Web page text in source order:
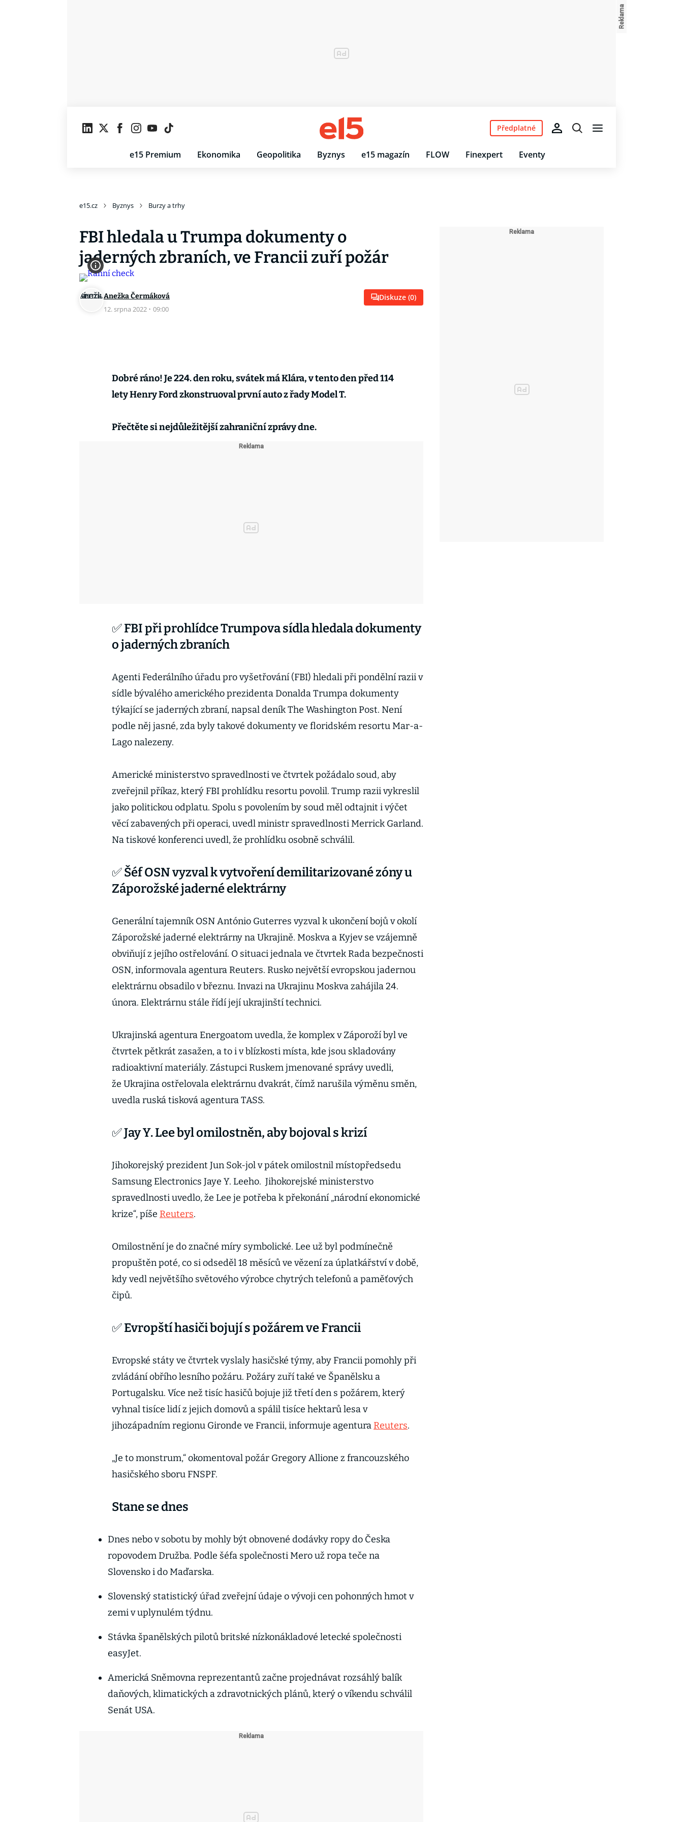
e15 Premium Ekonomika Geopolitika Byznys e15 magazín FLOW Finexpert Eventy
Předplatné
e15.cz Byznys Burzy a trhy
FBI hledala u Trumpa dokumenty o
jaderných zbraních, ve Francii zuří požár
Anežka Čermáková
12. srpna 2022 · 09:00
Diskuze (0)
Dobré ráno! Je 224. den roku, svátek má Klára, v tento den před 114
lety Henry Ford zkonstruoval první auto z řady Model T.
Přečtěte si nejdůležitější zahraniční zprávy dne.
✅ FBI při prohlídce Trumpova sídla hledala dokumenty
o jaderných zbraních
Agenti Federálního úřadu pro vyšetřování (FBI) hledali při pondělní razii v
sídle bývalého amerického prezidenta Donalda Trumpa dokumenty
týkající se jaderných zbraní, napsal deník The Washington Post. Není
podle něj jasné, zda byly takové dokumenty ve floridském resortu Mar-a-
Lago nalezeny.
Americké ministerstvo spravedlnosti ve čtvrtek požádalo soud, aby
zveřejnil příkaz, který FBI prohlídku resortu povolil. Trump razii vykreslil
jako politickou odplatu. Spolu s povolením by soud měl odtajnit i výčet
věcí zabavených při operaci, uvedl ministr spravedlnosti Merrick Garland.
Na tiskové konferenci uvedl, že prohlídku osobně schválil.
✅ Šéf OSN vyzval k vytvoření demilitarizované zóny u
Záporožské jaderné elektrárny
Generální tajemník OSN António Guterres vyzval k ukončení bojů v okolí
Záporožské jaderné elektrárny na Ukrajině. Moskva a Kyjev se vzájemně
obviňují z jejího ostřelování. O situaci jednala ve čtvrtek Rada bezpečnosti
OSN, informovala agentura Reuters. Rusko největší evropskou jadernou
elektrárnu obsadilo v březnu. Invazi na Ukrajinu Moskva zahájila 24.
února. Elektrárnu stále řídí její ukrajinští technici.
Ukrajinská agentura Energoatom uvedla, že komplex v Záporoží byl ve
čtvrtek pětkrát zasažen, a to i v blízkosti místa, kde jsou skladovány
radioaktivní materiály. Zástupci Ruskem jmenované správy uvedli,
že Ukrajina ostřelovala elektrárnu dvakrát, čímž narušila výměnu směn,
uvedla ruská tisková agentura TASS.
✅ Jay Y. Lee byl omilostněn, aby bojoval s krizí
Jihokorejský prezident Jun Sok-jol v pátek omilostnil místopředsedu
Samsung Electronics Jaye Y. Leeho. Jihokorejské ministerstvo
spravedlnosti uvedlo, že Lee je potřeba k překonání „národní ekonomické
krize“, píše Reuters.
Omilostnění je do značné míry symbolické. Lee už byl podmínečně
propuštěn poté, co si odseděl 18 měsíců ve vězení za úplatkářství v době,
kdy vedl největšího světového výrobce chytrých telefonů a paměťových
čipů.
✅ Evropští hasiči bojují s požárem ve Francii
Evropské státy ve čtvrtek vyslaly hasičské týmy, aby Francii pomohly při
zvládání obřího lesního požáru. Požáry zuří také ve Španělsku a
Portugalsku. Více než tisíc hasičů bojuje již třetí den s požárem, který
vyhnal tisíce lidí z jejich domovů a spálil tisíce hektarů lesa v
jihozápadním regionu Gironde ve Francii, informuje agentura Reuters.
„Je to monstrum,“ okomentoval požár Gregory Allione z francouzského
hasičského sboru FNSPF.
Stane se dnes
Dnes nebo v sobotu by mohly být obnovené dodávky ropy do Česka
ropovodem Družba. Podle šéfa společnosti Mero už ropa teče na
Slovensko i do Maďarska.
Slovenský statistický úřad zveřejní údaje o vývoji cen pohonných hmot v
zemi v uplynulém týdnu.
Stávka španělských pilotů britské nízkonákladové letecké společnosti
easyJet.
Americká Sněmovna reprezentantů začne projednávat rozsáhlý balík
daňových, klimatických a zdravotnických plánů, který o víkendu schválil
Senát USA.